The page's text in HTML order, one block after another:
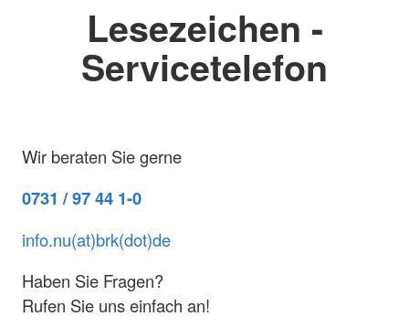
Lesezeichen -
Servicetelefon
Wir beraten Sie gerne
0731 / 97 44 1-0
info.nu(at)brk(dot)de
Haben Sie Fragen?
Rufen Sie uns einfach an!